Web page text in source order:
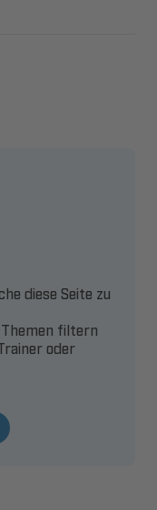
diese Seite zu
filtern
oder